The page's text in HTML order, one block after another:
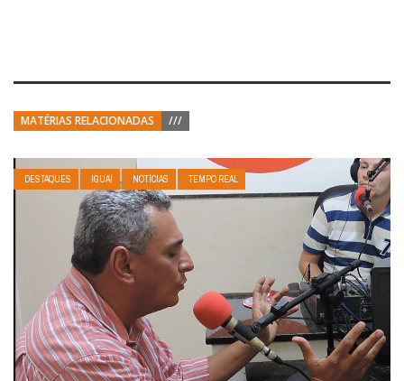
MATÉRIAS RELACIONADAS ///
DESTAQUES IGUAÍ NOTÍCIAS TEMPO REAL